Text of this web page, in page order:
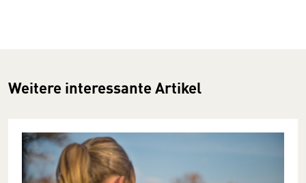
Weitere interessante Artikel